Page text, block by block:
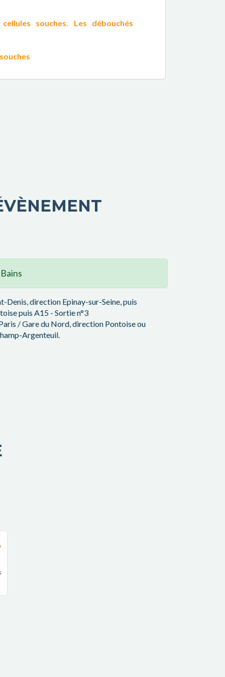
souches. Les débouchés
Denis, direction Epinay-sur-Seine, puis
puis A15 - Sortie n°3
/ Gare du Nord, direction Pontoise ou
Argenteuil.